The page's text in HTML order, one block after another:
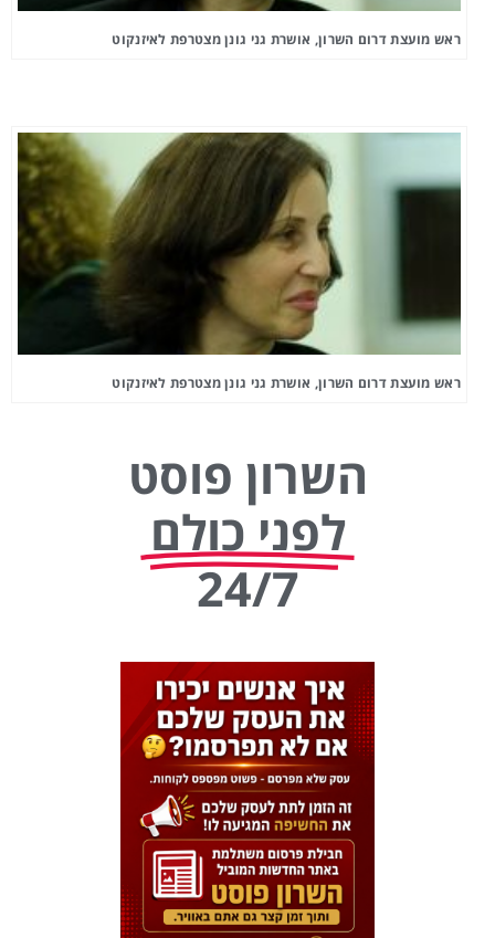
ראש מועצת דרום השרון, אושרת גני גונן מצטרפת לאיזנקוט
ראש מועצת דרום השרון, אושרת גני גונן מצטרפת לאיזנקוט
השרון פוסט
לפני כולם
24/7